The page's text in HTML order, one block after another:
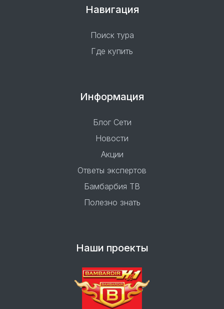
Навигация
Поиск тура
Где купить
Информация
Блог Сети
Новости
Акции
Ответы экспертов
Бамбарбия ТВ
Полезно знать
Наши проекты